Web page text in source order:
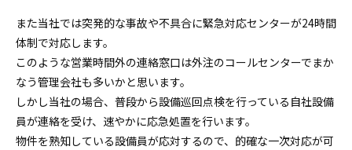
また当社では突発的な事故や不具合に緊急対応センターが24時間
体制で対応します。
このような営業時間外の連絡窓口は外注のコールセンターでまか
なう管理会社も多いかと思います。
しかし当社の場合、普段から設備巡回点検を行っている自社設備
員が連絡を受け、速やかに応急処置を行います。
物件を熟知している設備員が応対するので、的確な一次対応が可